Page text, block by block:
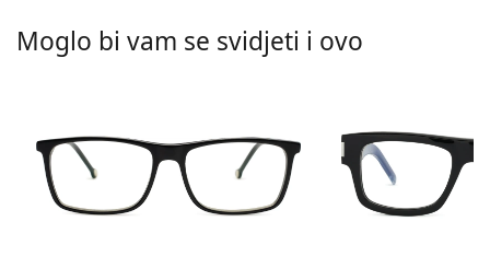
Moglo bi vam se svidjeti i ovo